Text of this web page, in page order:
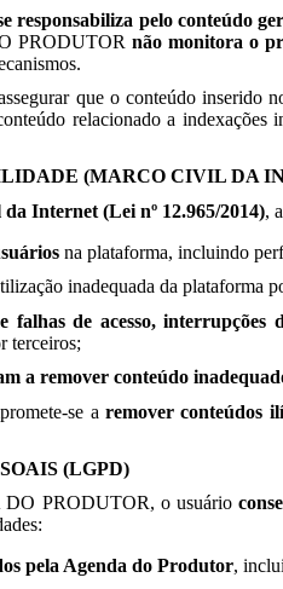
responsabiliza pelo conteúdo
PRODUTOR não monitora o
que o conteúdo inserido
relacionado a
(MARCO CIVIL DA
Internet (Lei nº 12.965/2014),
na plataforma, incluindo
inadequada da plataforma
falhas de acesso,
terceiros;
a remover conteúdo
se a remover conteúdos
(LGPD)
DO PRODUTOR, o usuário
pela Agenda do Produtor,